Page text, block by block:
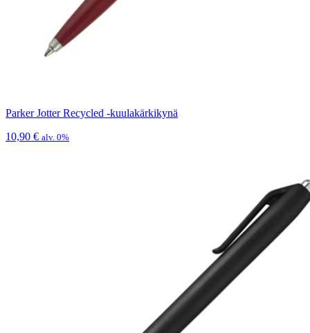
Parker Jotter Recycled -kuulakärkikynä
10,90 € alv. 0%